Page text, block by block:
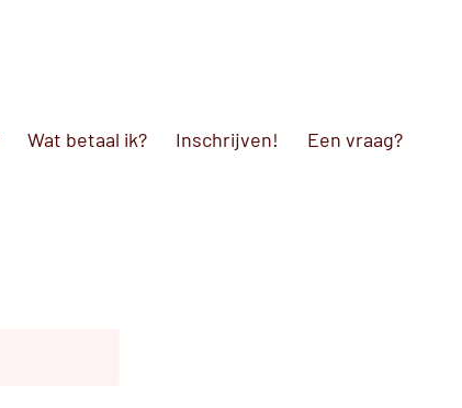
Wat betaal ik? Inschrijven! Een vraag?